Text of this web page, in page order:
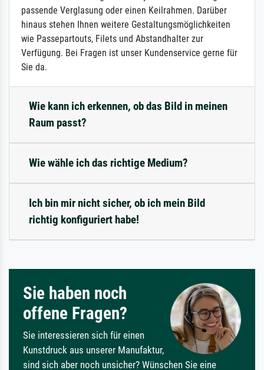
passende Verglasung oder einen Keilrahmen. Darüber
hinaus stehen Ihnen weitere Gestaltungsmöglichkeiten
wie Passepartouts, Filets und Abstandhalter zur
Verfügung. Bei Fragen ist unser Kundenservice gerne für
Sie da.
Wie kann ich erkennen, ob das Bild in meinen
Raum passt?
Wie wähle ich das richtige Medium?
Ich bin mir nicht sicher, ob ich mein Bild
richtig konfiguriert habe!
Sie haben noch
offene Fragen?
Sie interessieren sich für einen
Kunstdruck aus unserer Manufaktur,
sind sich aber noch unsicher? Wünschen Sie eine